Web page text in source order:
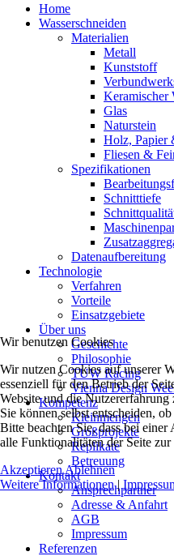
Home
Wasserschneiden
Materialien
Metall
Kunststoff
Keramischer
Glas
Naturstein
Holz, Papier
Fliesen &
Spezifikationen
Schnitttiefe
Datenaufbereitung
Technologie
Verfahren
Vorteile
Einsatzgebiete
Über uns
Geschichte
Philosophie
TUW Racing
Vienna Design
Kompetenz
Kleinmengen
Großprojekte
Replikate
Betreuung
Kontakt
Ansprechpartner
Adresse & Anfahrt
AGB
Impressum
Referenzen
Wir benutzen Cookies
Wir nutzen Cookies auf unserer
essenziell für den Betrieb der
Website und die
Sie können selbst entscheiden,
Bitte beachten Sie, dass bei
alle Funktionalitäten der Seite
Akzeptieren Ablehnen
Weitere Informationen|